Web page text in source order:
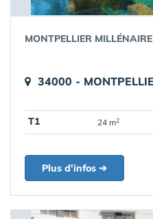
MONTPELLIER MILLÉNAIRE
34000 -
T1 24 m2
Plus d'infos ➔